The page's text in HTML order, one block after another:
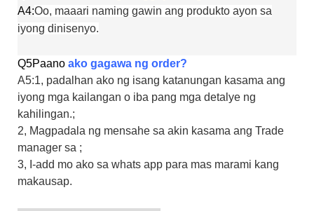
A4:Oo, maaari naming gawin ang produkto ayon sa
iyong dinisenyo.
Q5Paano ako gagawa ng order?
A5:1, padalhan ako ng isang katanungan kasama ang
iyong mga kailangan o iba pang mga detalye ng
kahilingan.;
2, Magpadala ng mensahe sa akin kasama ang Trade
manager sa ;
3, I-add mo ako sa whats app para mas marami kang
makausap.